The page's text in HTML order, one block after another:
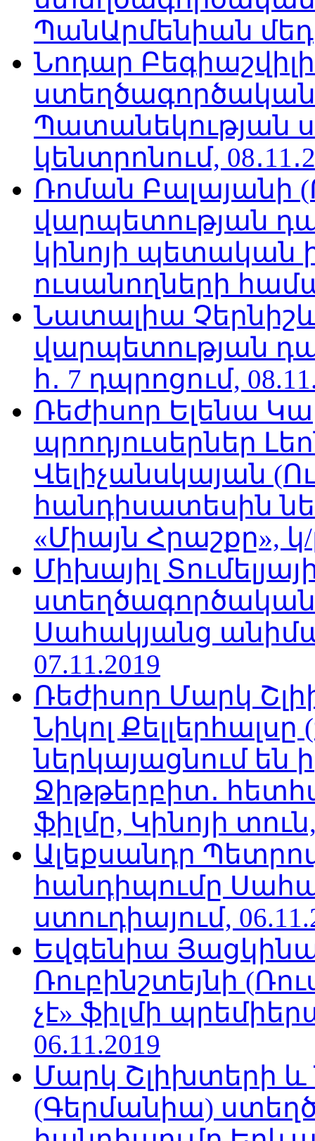
ՊանԱրմենիան
Նոդար
Պատանեկության
կենտրոնում,
Ռոման Բալայանի
վարպետության
կինոյի պետական
ուսանողների
Նատալիա
վարպետության
հ․ 7 դպրոցում,
Ռեժիսոր Ելենա
պրոդյուսերներ
Վելիչանսկայան
հանդիսատեսին
«Միայն Հրաշքը», կ/
Միխայիլ
Սահակյանց
07.11.2019
Ռեժիսոր Մարկ
Նիկոլ
ներկայացնում են
Ջիթթերբիտ․
ֆիլմը, Կինոյի տուն,
Ալեքսանդր
հանդիպումը
ստուդիայում,
Եվգենիա
Ռուբինշտեյնի
չէ» ֆիլմի
06.11.2019
Մարկ Շլիխտերի և
(Գերմանիա)